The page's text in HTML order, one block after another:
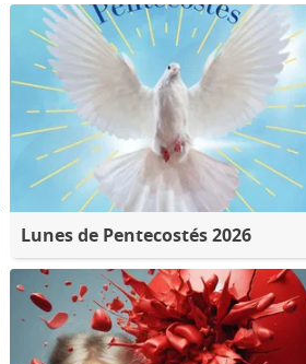
Lunes de Pentecostés 2026